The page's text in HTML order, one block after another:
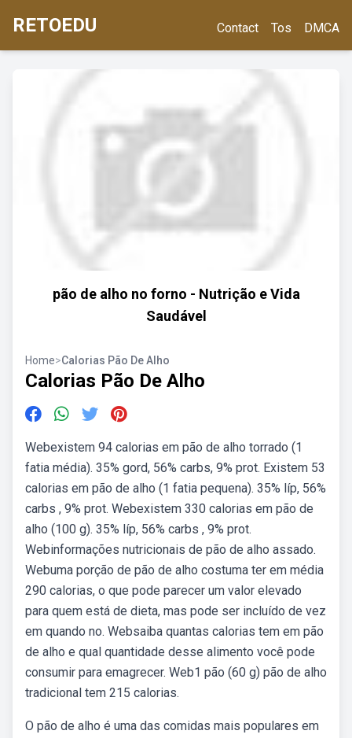
RETOEDU Contact Tos DMCA
pão de alho no forno - Nutrição e Vida
Saudável
Home>Calorias Pão De Alho
Calorias Pão De Alho
Webexistem 94 calorias em pão de alho torrado (1
fatia média). 35% gord, 56% carbs, 9% prot. Existem 53
calorias em pão de alho (1 fatia pequena). 35% líp, 56%
carbs , 9% prot. Webexistem 330 calorias em pão de
alho (100 g). 35% líp, 56% carbs , 9% prot.
Webinformações nutricionais de pão de alho assado.
Webuma porção de pão de alho costuma ter em média
290 calorias, o que pode parecer um valor elevado
para quem está de dieta, mas pode ser incluído de vez
em quando no. Websaiba quantas calorias tem em pão
de alho e qual quantidade desse alimento você pode
consumir para emagrecer. Web1 pão (60 g) pão de alho
tradicional tem 215 calorias.
O pão de alho é uma das comidas mais populares em